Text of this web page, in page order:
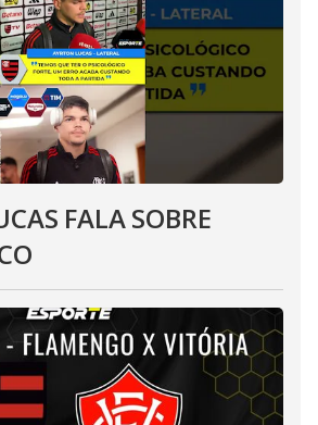
FALA SOBRE